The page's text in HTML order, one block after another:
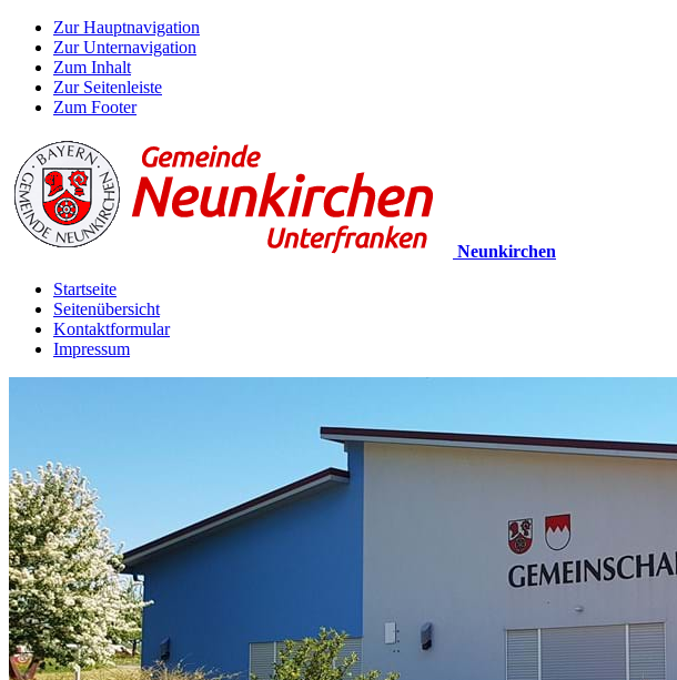
Zur Hauptnavigation
Zur Unternavigation
Zum Inhalt
Zur Seitenleiste
Zum Footer
Neunkirchen
Startseite
Seitenübersicht
Kontaktformular
Impressum